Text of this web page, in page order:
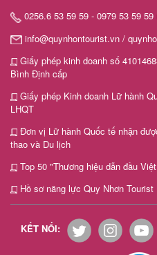
0256.6 53 59 59 - 0979 53 59 59
info@quynhontourist.vn /
Giấy phép kinh doanh số
Bình Định cấp
Giấy phép Kinh doanh Lữ hành
LHQT
Đơn vị Lữ hành Quốc tế nhận
thao và Du lịch
Top 50 "Thương hiệu dẫn đầu
Hồ sơ năng lực Quy Nhơn Tourist
KẾT NỐI: